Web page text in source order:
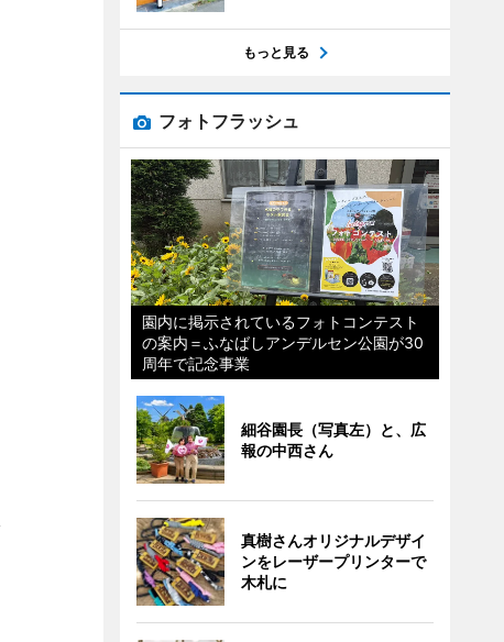
もっと見る
フォトフラッシュ
園内に掲示されているフォトコンテスト
の案内＝ふなばしアンデルセン公園が30
周年で記念事業
細谷園長（写真左）と、広
報の中西さん
真樹さんオリジナルデザイ
ンをレーザープリンターで
木札に